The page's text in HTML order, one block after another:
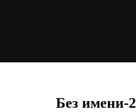
Без имени-2